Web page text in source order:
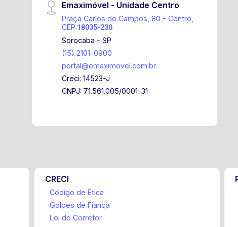
Emaximóvel - Unidade Centro
Praça Carlos de Campos, 80 - Centro,
CEP:18035-230
Sorocaba - SP
(15) 2101-0900
portal@emaximovel.com.br
Creci: 14523-J
CNPJ: 71.561.005/0001-31
CRECI
Código de Ética
Golpes de Fiança
Lei do Corretor